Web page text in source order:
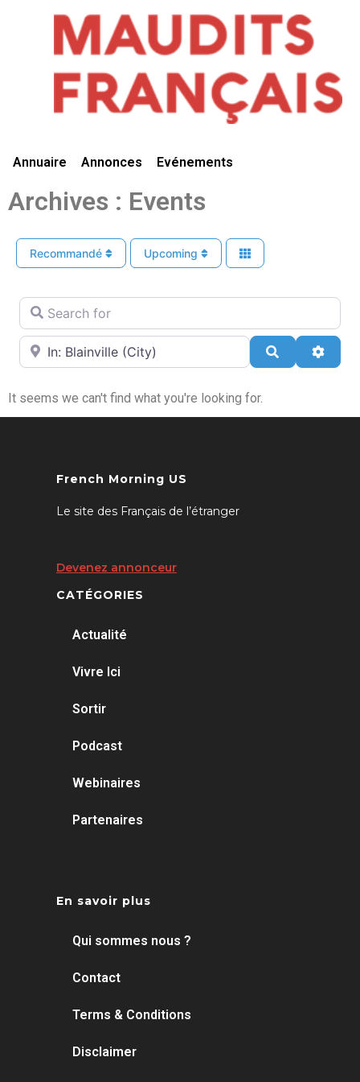
Annuaire Annonces Evénements
Archives : Events
Recommandé Upcoming
Search for
Near
Search
It seems we can't find what you're looking for.
French Morning US
Le site des Français de l’étranger
Devenez annonceur
CATÉGORIES
Actualité
Vivre Ici
Sortir
Podcast
Webinaires
Partenaires
En savoir plus
Qui sommes nous ?
Contact
Terms & Conditions
Disclaimer